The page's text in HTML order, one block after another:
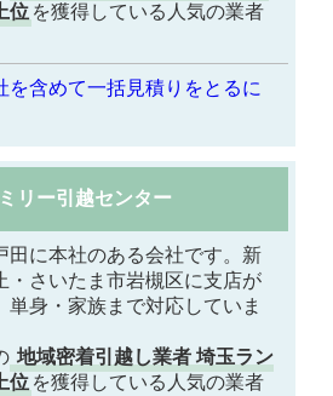
位 を獲得している人気の業者
を含めて一括見積りをとるに
リー引越センター
田に本社のある会社です。新
・さいたま市岩槻区に支店が
単身・家族まで対応していま
地域密着引越し業者 埼玉ラン
位 を獲得している人気の業者